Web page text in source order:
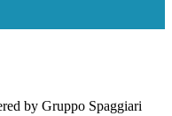
by Gruppo Spaggiari